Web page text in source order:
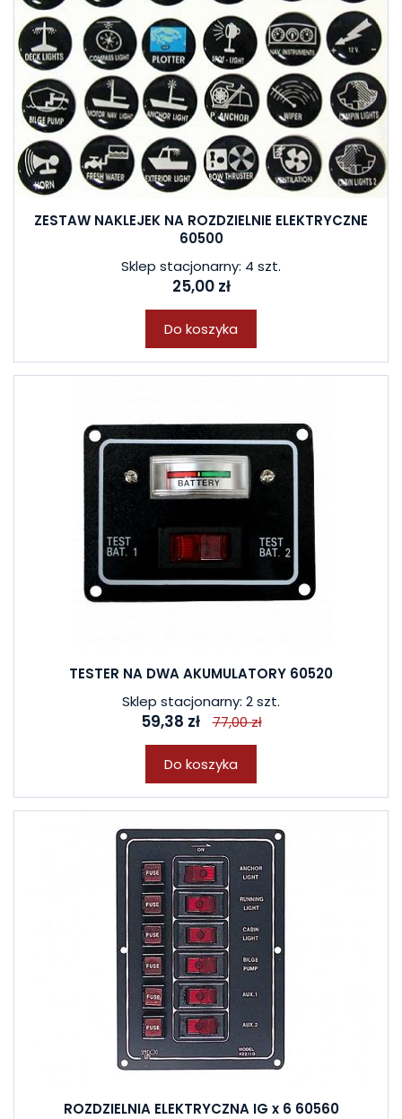
ZESTAW NAKLEJEK NA ROZDZIELNIE ELEKTRYCZNE
60500
Sklep stacjonarny: 4 szt.
25,00 zł
Do koszyka
TESTER NA DWA AKUMULATORY 60520
Sklep stacjonarny: 2 szt.
59,38 zł 77,00 zł
Do koszyka
ROZDZIELNIA ELEKTRYCZNA IG x 6 60560